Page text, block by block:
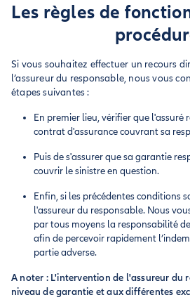
Les règles de
Si vous souhaitez effectuer un recours
l’assureur du responsable, nous vous
étapes suivantes :
En premier lieu, vérifier que l'assuré
contrat d'assurance couvrant sa
Puis de s'assurer que sa garantie
couvrir le sinistre en question.
Enfin, si les précédentes conditions
l'assureur du responsable. Nous
par tous moyens la responsabilité
afin de percevoir rapidement
partie adverse.
A noter : L'intervention de l'assureur du
niveau de garantie et aux différentes